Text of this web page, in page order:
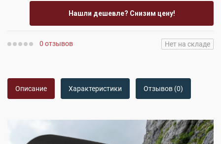
Нашли дешевле? Снизим цену!
0 отзывов Нет на складе
Описание Характеристики Отзывов (0)